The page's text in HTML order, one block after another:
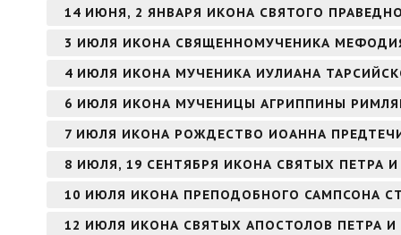
14 ИЮНЯ, 2 ЯНВАРЯ ИКОНА СВЯТОГО
3 ИЮЛЯ ИКОНА СВЯЩЕННОМУЧЕНИКА
4 ИЮЛЯ ИКОНА МУЧЕНИКА ИУЛИАНА
6 ИЮЛЯ ИКОНА МУЧЕНИЦЫ АГРИППИНЫ
7 ИЮЛЯ ИКОНА РОЖДЕСТВО ИОАННА
8 ИЮЛЯ, 19 СЕНТЯБРЯ ИКОНА СВЯТЫХ ПЕТРА
10 ИЮЛЯ ИКОНА ПРЕПОДОБНОГО САМПСОНА
12 ИЮЛЯ ИКОНА СВЯТЫХ АПОСТОЛОВ ПЕТРА И